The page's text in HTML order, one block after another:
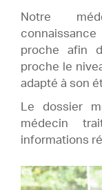
Notre
proche afin
proche le
adapté à son
Le dossier
médecin
informations